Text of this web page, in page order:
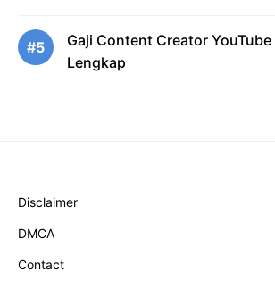
#5
Gaji Content Creator YouTube
Lengkap
Disclaimer
DMCA
Contact